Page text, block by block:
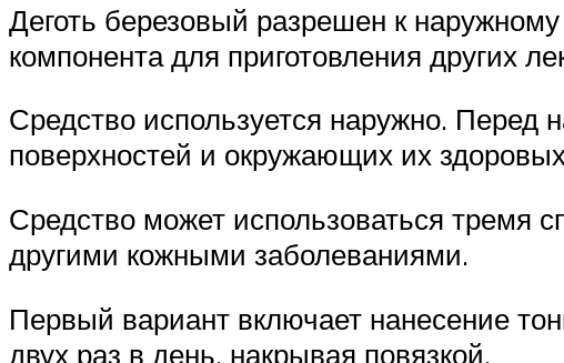
Деготь березовый разрешен к
компонента для приготовления других
Средство используется наружно. Перед
поверхностей и окружающих их
Средство может использоваться тремя
другими кожными заболеваниями.
Первый вариант включает нанесение
двух раз в день, накрывая повязкой.